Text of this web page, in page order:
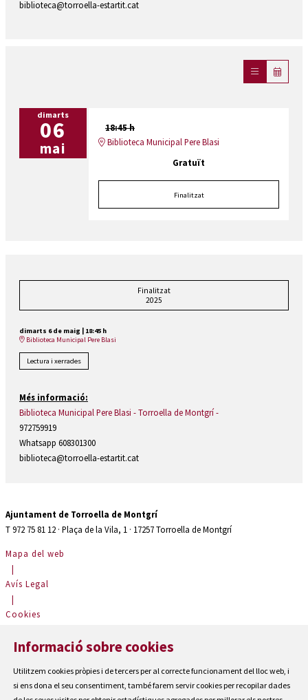
biblioteca@torroella-estartit.cat
dimarts
06
mai
18:45 h
Biblioteca Municipal Pere Blasi
Gratuït
Finalitzat
Finalitzat
2025
dimarts 6 de maig | 18:45 h
Biblioteca Municipal Pere Blasi
Lectura i xerrades
Més informació:
Biblioteca Municipal Pere Blasi - Torroella de Montgrí -
972759919
Whatsapp 608301300
biblioteca@torroella-estartit.cat
Ajuntament de Torroella de Montgrí
T 972 75 81 12 · Plaça de la Vila, 1 · 17257 Torroella de Montgrí
Mapa del web
|
Avís Legal
|
Cookies
Contactar
Accessibilitat
Informació sobre cookies
Utilitzem cookies pròpies i de tercers per al correcte funcionament del lloc web, i
si ens dona el seu consentiment, també farem servir cookies per recopilar dades